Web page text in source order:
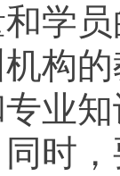
学
构
业
时